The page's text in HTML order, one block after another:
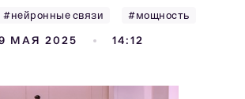
#нейронные связи #мощность
МАЯ 2025 14:12